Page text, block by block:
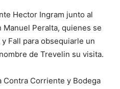
Hector Ingram junto al
Peralta, quienes se
Fall para obsequiarle un
de Trevelin su visita.
Contra Corriente y Bodega